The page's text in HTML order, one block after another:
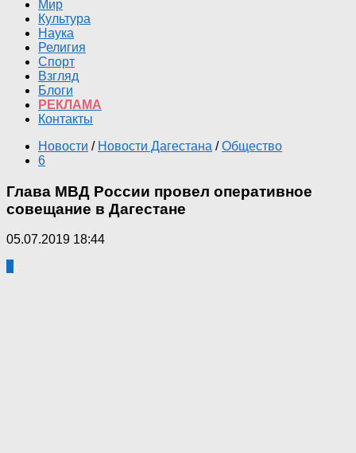
Мир
Культура
Наука
Религия
Спорт
Взгляд
Блоги
РЕКЛАМА
Контакты
Новости / Новости Дагестана / Общество
6
Глава МВД России провел оперативное
совещание в Дагестане
05.07.2019 18:44